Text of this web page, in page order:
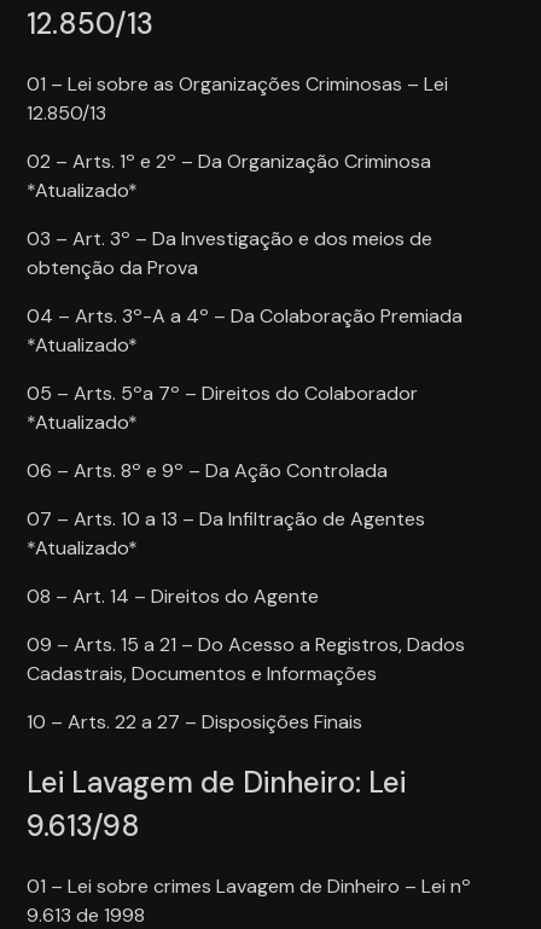
12.850/13
01 – Lei sobre as Organizações Criminosas – Lei
12.850/13
02 – Arts. 1º e 2º – Da Organização Criminosa
*Atualizado*
03 – Art. 3º – Da Investigação e dos meios de
obtenção da Prova
04 – Arts. 3º-A a 4º – Da Colaboração Premiada
*Atualizado*
05 – Arts. 5ºa 7º – Direitos do Colaborador
*Atualizado*
06 – Arts. 8º e 9º – Da Ação Controlada
07 – Arts. 10 a 13 – Da Infiltração de Agentes
*Atualizado*
08 – Art. 14 – Direitos do Agente
09 – Arts. 15 a 21 – Do Acesso a Registros, Dados
Cadastrais, Documentos e Informações
10 – Arts. 22 a 27 – Disposições Finais
Lei Lavagem de Dinheiro: Lei
9.613/98
01 – Lei sobre crimes Lavagem de Dinheiro – Lei nº
9.613 de 1998